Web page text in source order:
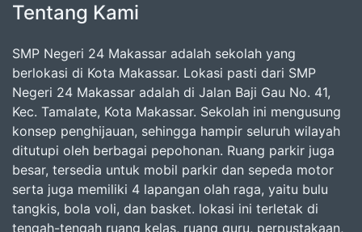
Tentang Kami
SMP Negeri 24 Makassar adalah sekolah yang
berlokasi di Kota Makassar. Lokasi pasti dari SMP
Negeri 24 Makassar adalah di Jalan Baji Gau No. 41,
Kec. Tamalate, Kota Makassar. Sekolah ini mengusung
konsep penghijauan, sehingga hampir seluruh wilayah
ditutupi oleh berbagai pepohonan. Ruang parkir juga
besar, tersedia untuk mobil parkir dan sepeda motor
serta juga memiliki 4 lapangan olah raga, yaitu bulu
tangkis, bola voli, dan basket. lokasi ini terletak di
tengah-tengah ruang kelas, ruang guru, perpustakaan,